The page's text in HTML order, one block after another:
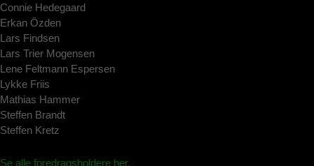
Connie Hedegaard
Erkan Özden
Lars Findsen
Lars Trier Mogensen
Lene Feltmann Espersen
Lykke Friis
Mathias Hammer
Steffen Brandt
Steffen Kretz
Se alle foredragsholdere her.